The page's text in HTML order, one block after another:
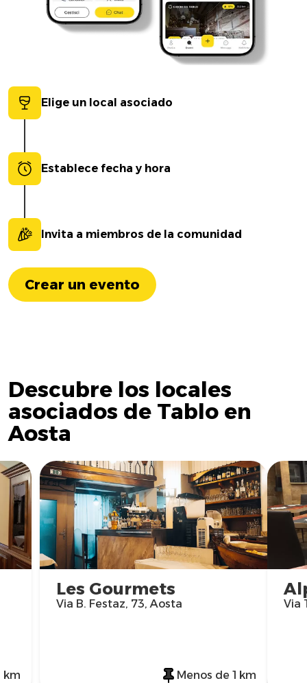
Elige un local asociado
Establece fecha y hora
Invita a miembros de la comunidad
Crear un evento
Descubre los locales
asociados de Tablo en
Aosta
Les Gourmets
Via B. Festaz, 73, Aosta
Menos de 1 km
Via
km